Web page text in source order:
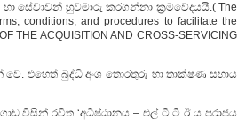
සේවාවන් හුවමාරු කරගන්නා ක්‍රමවේදයයි.( The
conditions, and procedures to facilitate the
THE ACQUISITION AND CROSS-SERVICING
එහෙත් බුද්ධි අංශ තොරතුරු හා තාක්ෂණ සහාය
විසින් රචිත ‘අධිෂ්ඨානය – එල් ටී ටී ඊ ය පරාජය